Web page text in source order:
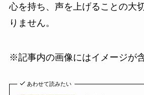
心を持ち、声を上げることの大
りません。
※記事内の画像にはイメージが
あわせて読みたい